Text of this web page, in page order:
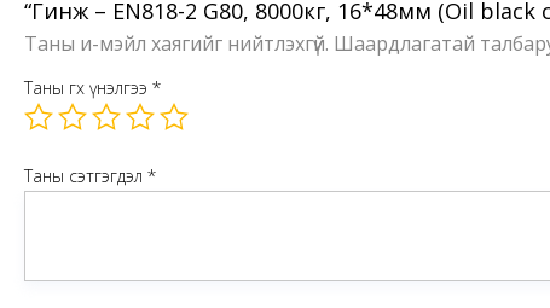
“Гинж – EN818-2 G80, 8000кг, 16*48мм (Oil black
Таны и-мэйл хаягийг нийтлэхгүй. Шаардлагатай
Таны өгөх үнэлгээ *
Таны сэтгэгдэл *